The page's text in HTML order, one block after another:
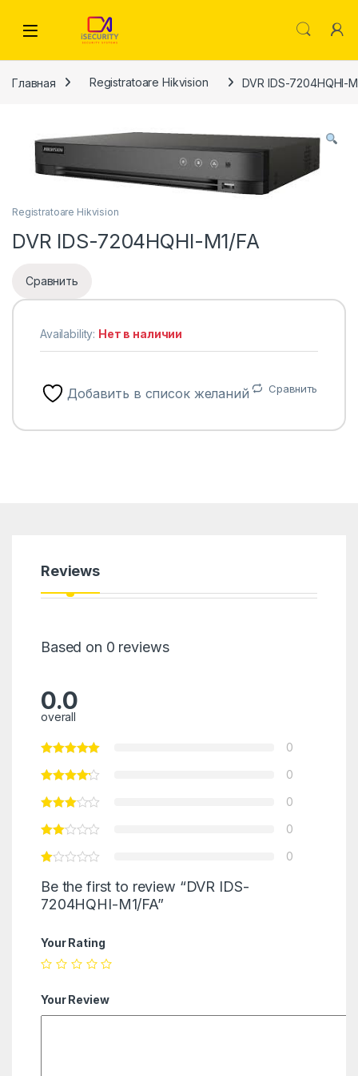
Главная Registratoare Hikvision DVR IDS-7204HQHI-
Registratoare Hikvision
DVR IDS-7204HQHI-M1/FA
Сравнить
Availability: Нет в наличии
Добавить в список желаний Сравнить
Reviews
Based on 0 reviews
0.0
overall
0
0
0
0
0
Be the first to review “DVR IDS-
7204HQHI-M1/FA”
Your Rating
Your Review